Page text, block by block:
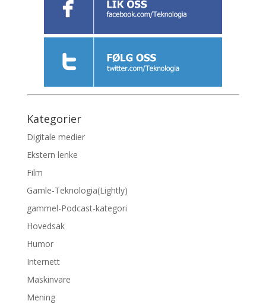
Kategorier
Digitale medier
Ekstern lenke
Film
Gamle-Teknologia(Lightly)
gammel-Podcast-kategori
Hovedsak
Humor
Internett
Maskinvare
Mening